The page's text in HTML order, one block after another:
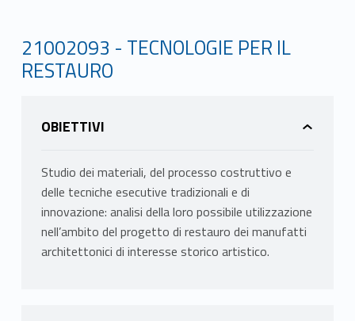
21002093 - TECNOLOGIE PER IL
RESTAURO
OBIETTIVI
Studio dei materiali, del processo costruttivo e
delle tecniche esecutive tradizionali e di
innovazione: analisi della loro possibile utilizzazione
nell’ambito del progetto di restauro dei manufatti
architettonici di interesse storico artistico.